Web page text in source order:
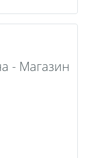
- Магазин